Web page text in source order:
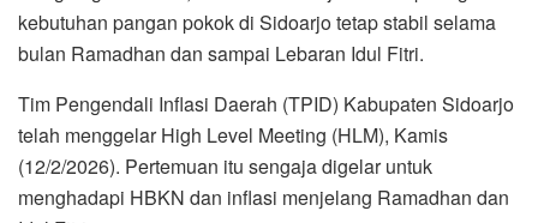
kebutuhan pangan pokok di Sidoarjo tetap stabil selama
bulan Ramadhan dan sampai Lebaran Idul Fitri.
Tim Pengendali Inflasi Daerah (TPID) Kabupaten Sidoarjo
telah menggelar High Level Meeting (HLM), Kamis
(12/2/2026). Pertemuan itu sengaja digelar untuk
menghadapi HBKN dan inflasi menjelang Ramadhan dan